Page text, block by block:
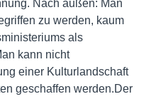
Nach außen: Man
zu werden, kaum
als
kann nicht
einer Kulturlandschaft
geschaffen werden.Der